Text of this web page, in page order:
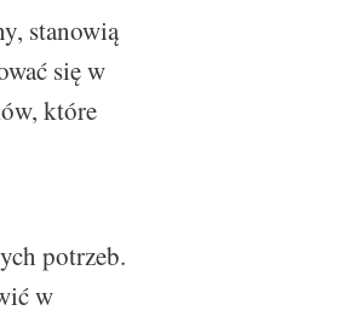
stanowią
się w
które
potrzeb.
w